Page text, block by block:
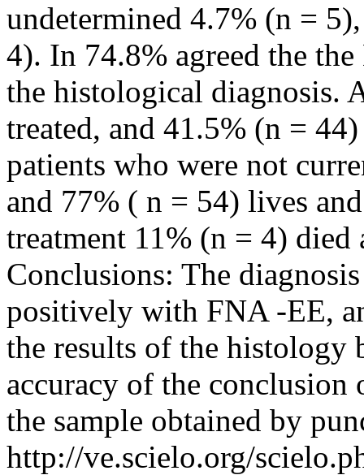
undetermined 4.7% (n =
4). In 74.8% agreed the
the histological diagnosis.
treated, and 41.5% (n =
patients who were not
and 77% ( n = 54) lives
treatment 11% (n = 4)
Conclusions: The
positively with FNA -EE,
the results of the histology
accuracy of the
the sample obtained by
http://ve.scielo.org/